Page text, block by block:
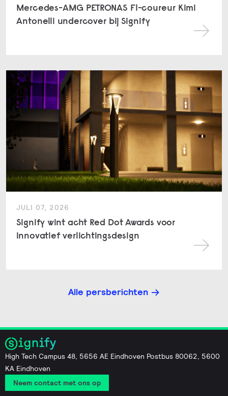
Mercedes-AMG PETRONAS F1-coureur Kimi
Antonelli undercover bij Signify
JULI 07, 2026
Signify wint acht Red Dot Awards voor
innovatief verlichtingsdesign
Alle persberichten
High Tech Campus 48, 5656 AE Eindhoven Postbus 80062, 5600
KA Eindhoven
Neem contact met ons op